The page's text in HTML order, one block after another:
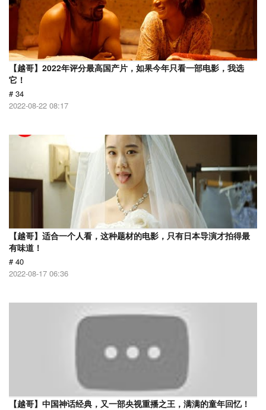
【越哥】2022年评分最高国产片，如果今年只看一部电影，我选
它！
# 34
2022-08-22 08:17
【越哥】适合一个人看，这种题材的电影，只有日本导演才拍得最
有味道！
# 40
2022-08-17 06:36
【越哥】中国神话经典，又一部央视重播之王，满满的童年回忆！